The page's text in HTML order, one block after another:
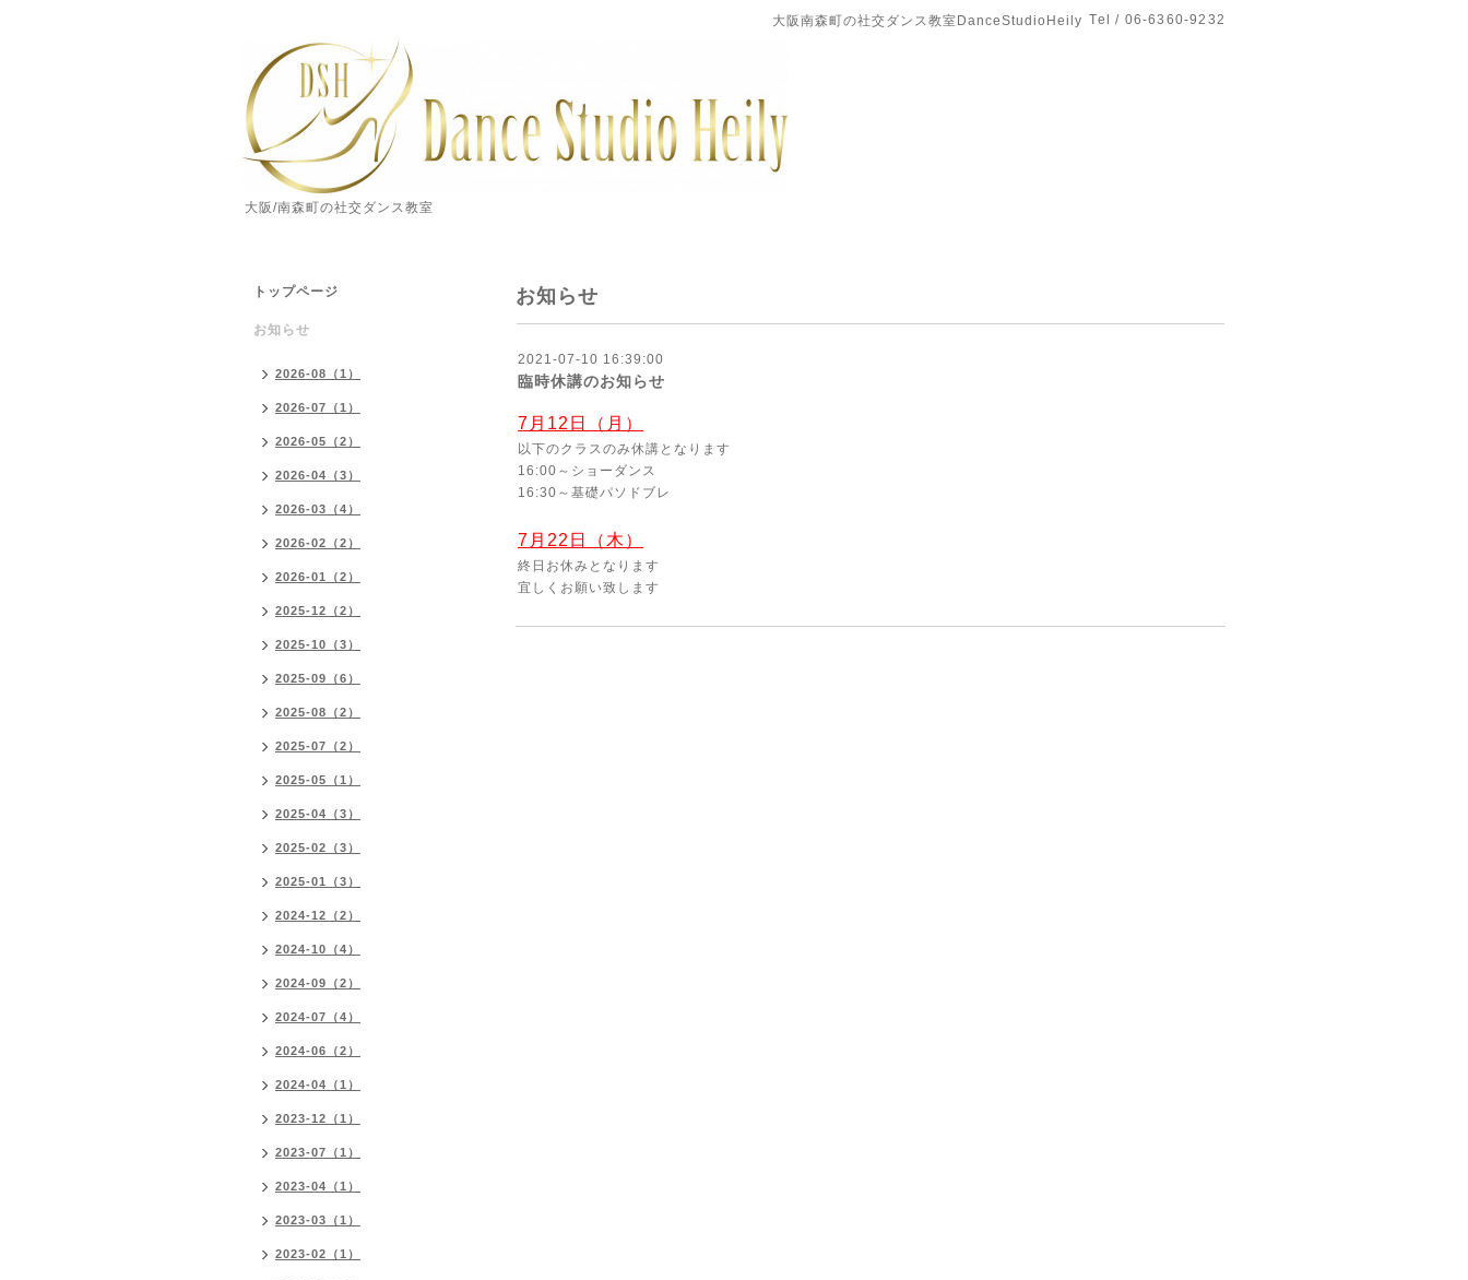
大阪南森町の社交ダンス教室DanceStudioHeily Tel / 06-6360-9232
大阪/南森町の社交ダンス教室
お知らせ
2021-07-10 16:39:00
臨時休講のお知らせ
7月12日（月）
以下のクラスのみ休講となります
16:00～ショーダンス
16:30～基礎パソドブレ
7月22日（木）
終日お休みとなります
宜しくお願い致します
トップページ
お知らせ
2026-08（1）
2026-07（1）
2026-05（2）
2026-04（3）
2026-03（4）
2026-02（2）
2026-01（2）
2025-12（2）
2025-10（3）
2025-09（6）
2025-08（2）
2025-07（2）
2025-05（1）
2025-04（3）
2025-02（3）
2025-01（3）
2024-12（2）
2024-10（4）
2024-09（2）
2024-07（4）
2024-06（2）
2024-04（1）
2023-12（1）
2023-07（1）
2023-04（1）
2023-03（1）
2023-02（1）